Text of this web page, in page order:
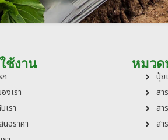
ช้งาน
ก
งเรา
เรา
นอราคา
หมว
ปุ๋ย
สา
สา
สา